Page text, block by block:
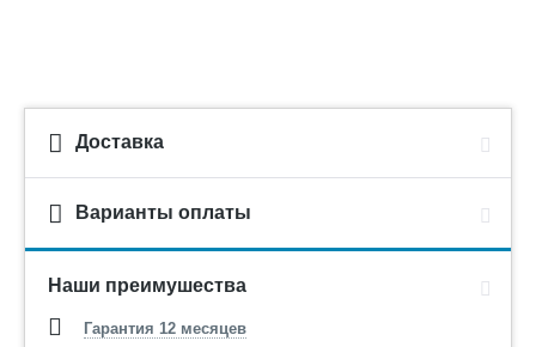
Доставка
Варианты оплаты
Наши преимушества
Гарантия 12 месяцев